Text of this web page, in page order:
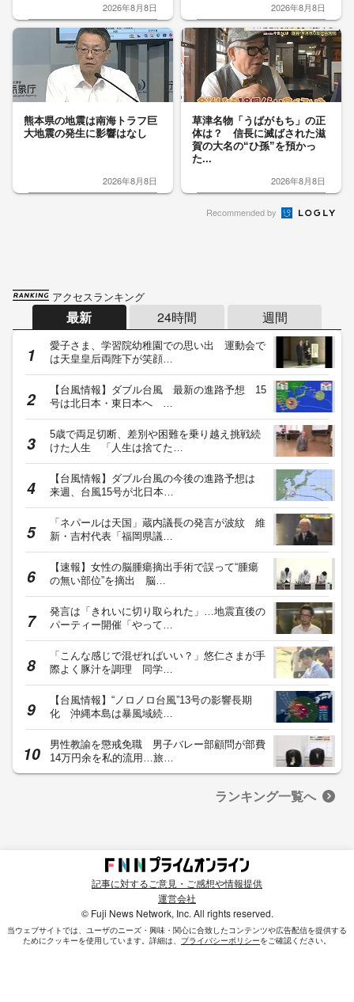
2026年8月8日 2026年8月8日
熊本県の地震は南海トラフ巨
大地震の発生に影響はなし
2026年8月8日
草津名物「うばがもち」の正
体は？ 信長に滅ばされた滋
賀の大名の“ひ孫”を預かっ
た...
2026年8月8日
Recommended by
アクセスランキング
最新 24時間 週間
愛子さま、学習院幼稚園での思い出 運動会で
は天皇皇后両陛下が笑顔…
【台風情報】ダブル台風 最新の進路予想 15
号は北日本・東日本へ …
5歳で両足切断、差別や困難を乗り越え挑戦続
けた人生 「人生は捨てた…
【台風情報】ダブル台風の今後の進路予想は
来週、台風15号が北日本…
「ネパールは天国」蔵内議長の発言が波紋 維
新・吉村代表「福岡県議…
【速報】女性の脳腫瘍摘出手術で誤って“腫瘍
の無い部位”を摘出 脳…
発言は「きれいに切り取られた」…地震直後の
パーティー開催「やって…
「こんな感じで混ぜればいい？」悠仁さまが手
際よく豚汁を調理 同学…
【台風情報】“ノロノロ台風”13号の影響長期
化 沖縄本島は暴風域続…
男性教諭を懲戒免職 男子バレー部顧問が部費
14万円余を私的流用…旅…
ランキング一覧へ
記事に対するご意見・ご感想や情報提供
運営会社
© Fuji News Network, Inc. All rights reserved.
当ウェブサイトでは、ユーザのニーズ・興味・関⼼に合致したコンテンツや広告配信を提供する
ためにクッキーを使⽤しています。詳細は、 プライバシーポリシーをご確認ください。